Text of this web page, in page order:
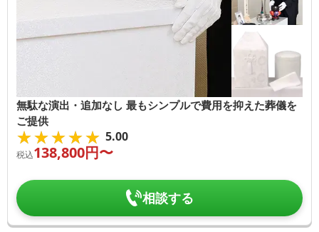
無駄な演出・追加なし 最もシンプルで費用を抑えた葬儀を
ご提供
★★★★★
★★★★★ 5.00
税込138,800円〜
相談する